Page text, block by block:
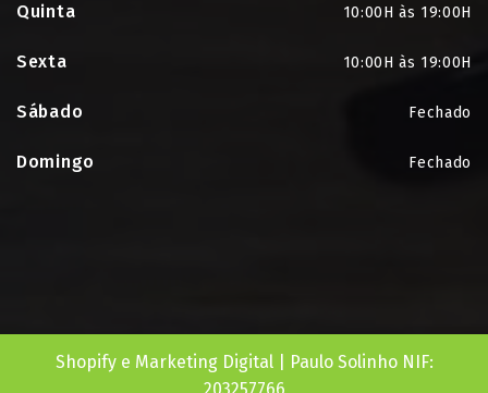
Quinta 10:00H às 19:00H
Sexta 10:00H às 19:00H
Sábado Fechado
Domingo Fechado
Shopify e Marketing Digital | Paulo Solinho NIF: